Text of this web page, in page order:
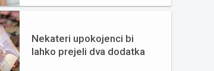
Nekateri upokojenci bi
lahko prejeli dva dodatka